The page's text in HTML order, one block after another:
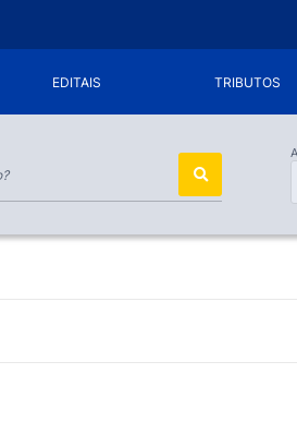
EDITAIS TRIBUTOS